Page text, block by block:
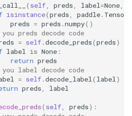
( self preds label =None
isinstance(preds paddle. Tensor
preds = preds .numpy()
preds decode code
= self.decode_preds(preds)
label is None :
return preds
you label decode code
= self.decode_label ( label )
preds label
( self preds):